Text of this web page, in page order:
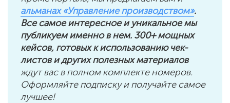
альманах «Управление производством».
Все самое интересное и уникальное мы
публикуем именно в нем. 300+ мощных
кейсов, готовых к использованию чек-
листов и других полезных материалов
ждут вас в полном комплекте номеров.
Оформляйте подписку и получайте самое
лучшее!